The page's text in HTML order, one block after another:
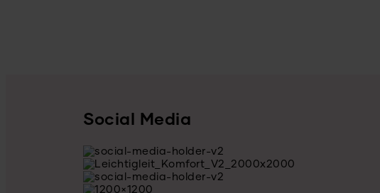
Social Media